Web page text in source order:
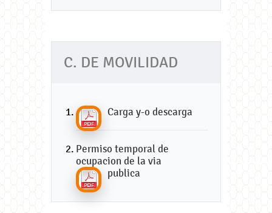
C. DE MOVILIDAD
Carga y-o descarga
Permiso temporal de
ocupacion de la via
publica